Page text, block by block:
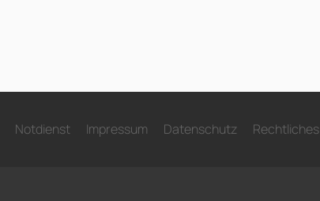
Notdienst Impressum Datenschutz Rechtliches